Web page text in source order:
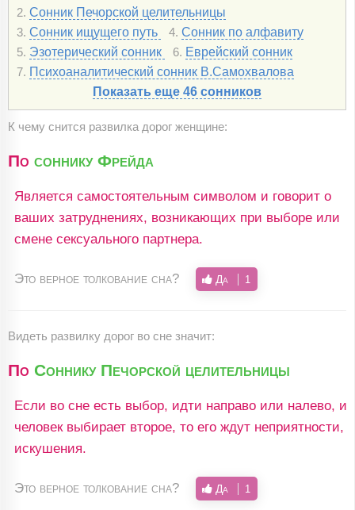
2. Сонник Печорской целительницы
3. Сонник ищущего путь 4. Сонник по алфавиту
5. Эзотерический сонник 6. Еврейский сонник
7. Психоаналитический сонник В.Самохвалова
Показать еще 46 сонников
К чему снится развилка дорог женщине:
По соннику Фрейда
Является самостоятельным символом и говорит о
ваших затруднениях, возникающих при выборе или
смене сексуального партнера.
Это верное толкование сна? Да 1
Видеть развилку дорог во сне значит:
По Соннику Печорской целительницы
Если во сне есть выбор, идти направо или налево, и
человек выбирает второе, то его ждут неприятности,
искушения.
Это верное толкование сна? Да 1